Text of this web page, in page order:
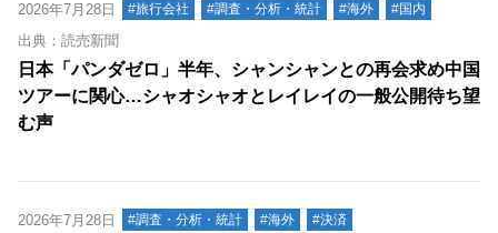
2026年7月28日 #旅行会社 #調査・分析・統計 #海外 #国内
出典：読売新聞
日本「パンダゼロ」半年、シャンシャンとの再会求め中国
ツアーに関心…シャオシャオとレイレイの一般公開待ち望
む声
2026年7月28日 #調査・分析・統計 #海外 #決済